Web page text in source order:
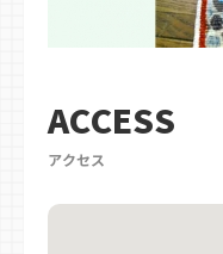
ACCESS
アクセス